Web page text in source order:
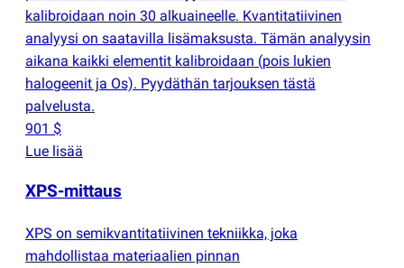
kalibroidaan noin 30 alkuaineelle. Kvantitatiivinen
analyysi on saatavilla lisämaksusta. Tämän analyysin
aikana kaikki elementit kalibroidaan (pois lukien
halogeenit ja Os). Pyydäthän tarjouksen tästä
palvelusta.
901 $
Lue lisää
XPS-mittaus
XPS on semikvantitatiivinen tekniikka, joka
mahdollistaa materiaalien pinnan